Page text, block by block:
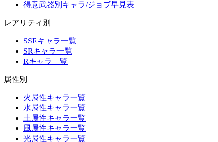
得意武器別キャラ/ジョブ早見表
レアリティ別
SSRキャラ一覧
SRキャラ一覧
Rキャラ一覧
属性別
火属性キャラ一覧
水属性キャラ一覧
土属性キャラ一覧
風属性キャラ一覧
光属性キャラ一覧